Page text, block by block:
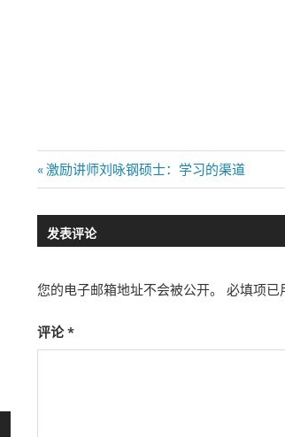
文
章
导
航
Previous
Post:
激励讲师刘咏钢硕士：学习的渠道
发表评论
您的电子邮箱地址不会被公开。 必填项已
评论*